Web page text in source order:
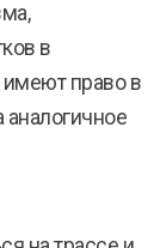
в
имеют право в